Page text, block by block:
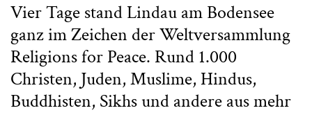
Vier Tage stand Lindau am Bodensee
ganz im Zeichen der Weltversammlung
Religions for Peace. Rund 1.000
Christen, Juden, Muslime, Hindus,
Buddhisten, Sikhs und andere aus mehr